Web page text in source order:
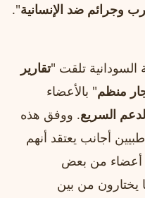
وجرائم ضد الإنسانية".
تلقت "تقارير
منظم" بالأعضاء
السريع. ووفق هذه
أجانب يعتقد أنهم
أعضاء من بعض
يختارون من بين